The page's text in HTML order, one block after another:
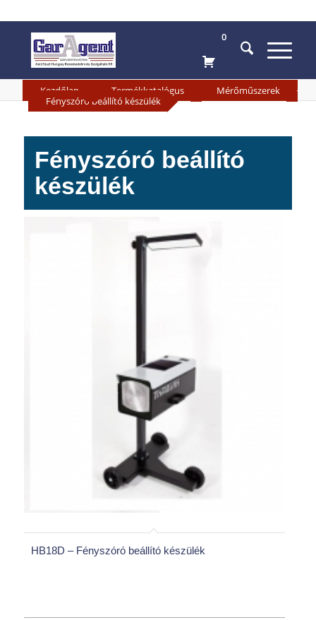
0
Kezdőlap Termékkatalógus Mérőműszerek
Fényszóró beállító készülék
Fényszóró beállító
készülék
HB18D – Fényszóró beállító készülék